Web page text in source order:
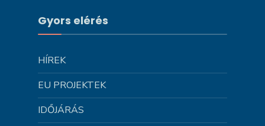
Gyors elérés
HÍREK
EU PROJEKTEK
IDŐJÁRÁS